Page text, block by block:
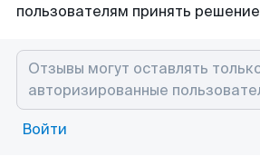
пользователям принять решение
Войти